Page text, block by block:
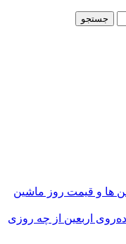
ها و قیمت روز ماشین‌